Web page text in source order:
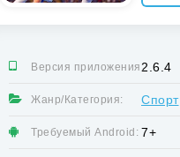
Версия приложения:2.6.4
Жанр/Категория: Спорт
Требуемый Android: 7+